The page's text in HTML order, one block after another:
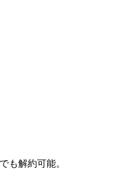
も解約可能。